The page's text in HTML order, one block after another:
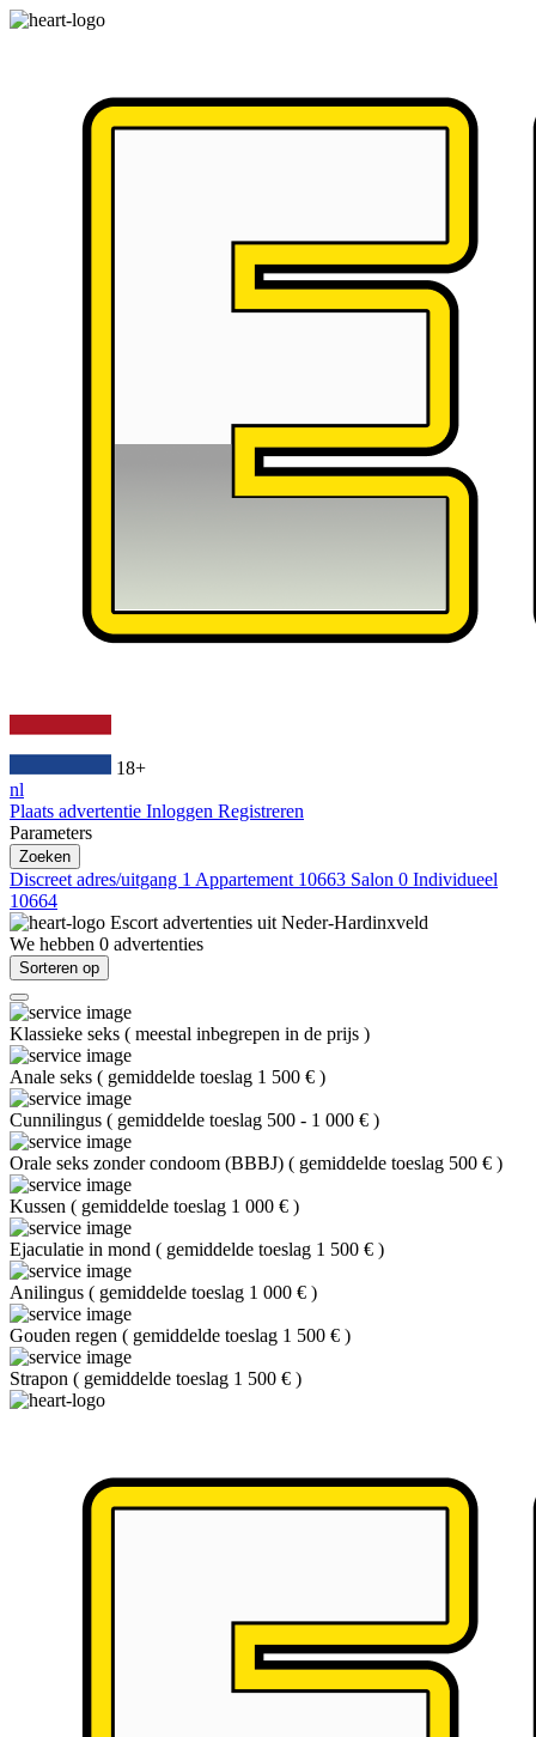
18+
nl
Plaats advertentie Inloggen Registreren
Parameters
Zoeken
Discreet adres/uitgang 1 Appartement 10663 Salon 0 Individueel
10664
Escort advertenties uit Neder-Hardinxveld
We hebben 0 advertenties
Sorteren op
Klassieke seks ( meestal inbegrepen in de prijs )
Anale seks ( gemiddelde toeslag 1 500 € )
Cunnilingus ( gemiddelde toeslag 500 - 1 000 € )
Orale seks zonder condoom (BBBJ) ( gemiddelde toeslag 500 € )
Kussen ( gemiddelde toeslag 1 000 € )
Ejaculatie in mond ( gemiddelde toeslag 1 500 € )
Anilingus ( gemiddelde toeslag 1 000 € )
Gouden regen ( gemiddelde toeslag 1 500 € )
Strapon ( gemiddelde toeslag 1 500 € )